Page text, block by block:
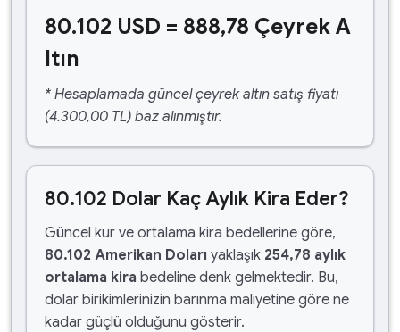
80.102 USD = 888,78 Çeyrek A
ltın
* Hesaplamada güncel çeyrek altın satış fiyatı
(4.300,00 TL) baz alınmıştır.
80.102 Dolar Kaç Aylık Kira Eder?
Güncel kur ve ortalama kira bedellerine göre,
80.102 Amerikan Doları yaklaşık 254,78 aylık
ortalama kira bedeline denk gelmektedir. Bu,
dolar birikimlerinizin barınma maliyetine göre ne
kadar güçlü olduğunu gösterir.